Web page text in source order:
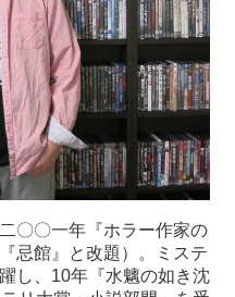
〇〇一年『ホラー作家の
忌館』と改題）。ミステ
し、10年『水魑の如き沈